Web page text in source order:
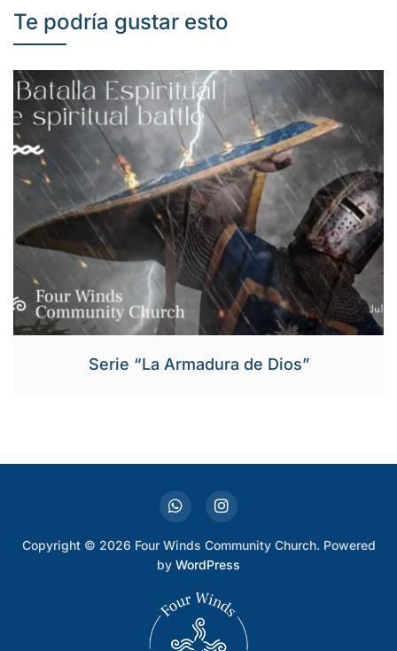
Te podría gustar esto
Serie “La Armadura de Dios”
Copyright © 2026 Four Winds Community Church. Powered
by WordPress